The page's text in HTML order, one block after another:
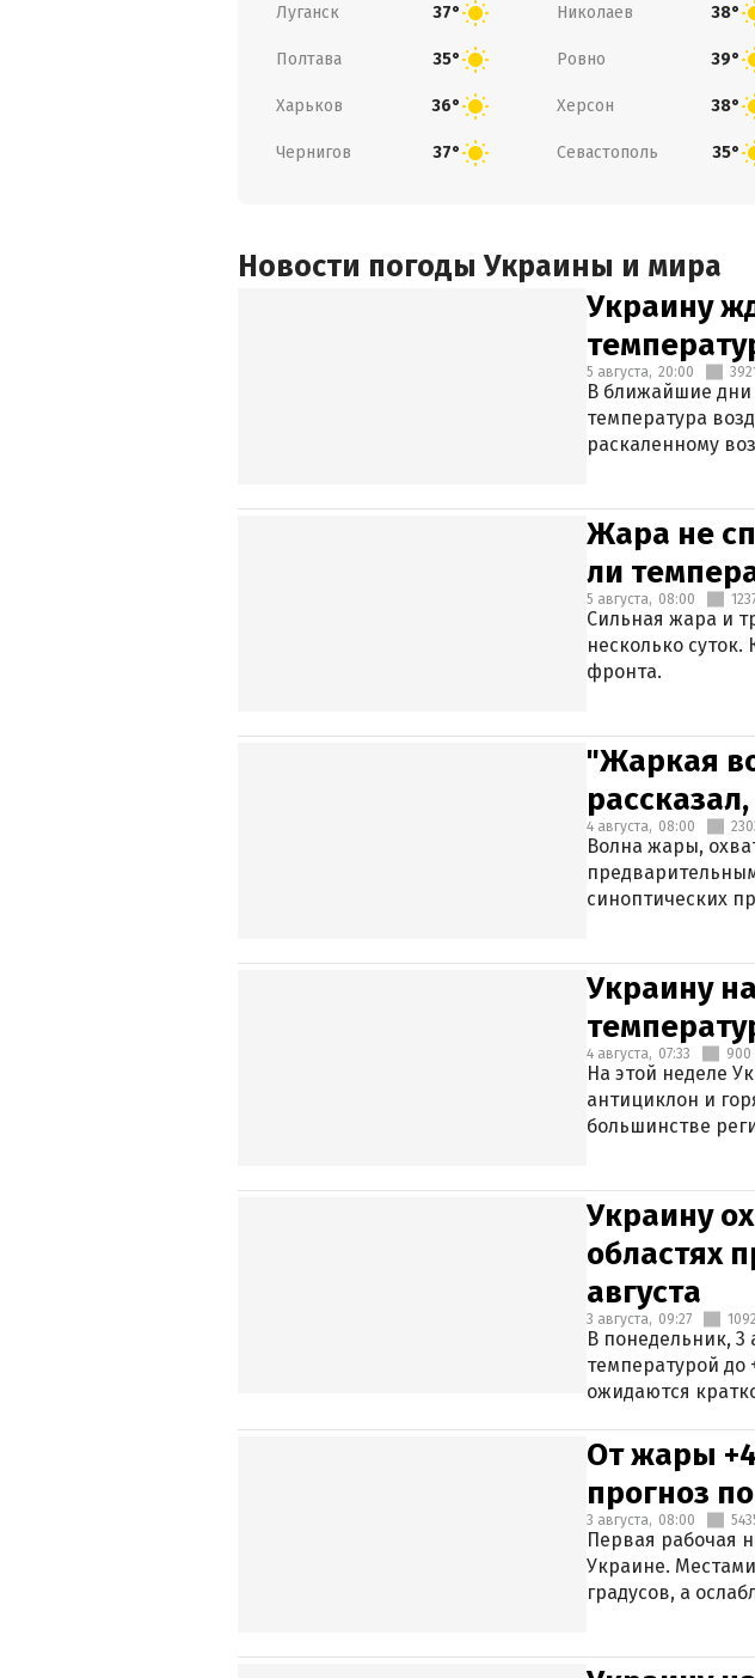
Луганск 37° Николаев 38°
Полтава 35° Ровно 39°
Харьков 36° Херсон 38°
Чернигов 37° Севастополь 35°
Новости погоды Украины и мира
Украину
5 августа, 20:00 3921
В ближайшие дни
температура
раскаленному
Жара не
ли
5 августа, 08:00
Сильная жара и
несколько
фронта.
"Жаркая
4 августа, 08:00
Волна жары,
синоптических
Украину
4 августа, 07:33 900
На этой неделе
антициклон и
большинстве
Украину
областях
августа
3 августа, 09:27
В понедельник, 3
температурой до
ожидаются
От жары
прогноз
3 августа, 08:00
Первая рабочая
Украине.
градусов, а